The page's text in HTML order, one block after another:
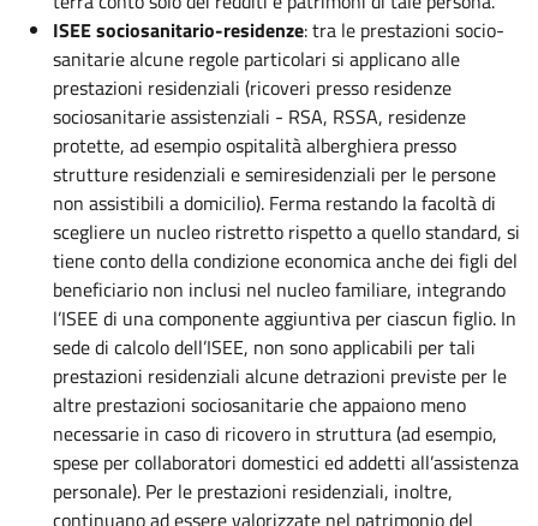
ISEE sociosanitario-residenze: tra le prestazioni socio-
sanitarie alcune regole particolari si applicano alle
prestazioni residenziali (ricoveri presso residenze
sociosanitarie assistenziali - RSA, RSSA, residenze
protette, ad esempio ospitalità alberghiera presso
strutture residenziali e semiresidenziali per le persone
non assistibili a domicilio). Ferma restando la facoltà di
scegliere un nucleo ristretto rispetto a quello standard, si
tiene conto della condizione economica anche dei figli del
beneficiario non inclusi nel nucleo familiare, integrando
l’ISEE di una componente aggiuntiva per ciascun figlio. In
sede di calcolo dell’ISEE, non sono applicabili per tali
prestazioni residenziali alcune detrazioni previste per le
altre prestazioni sociosanitarie che appaiono meno
necessarie in caso di ricovero in struttura (ad esempio,
spese per collaboratori domestici ed addetti all’assistenza
personale). Per le prestazioni residenziali, inoltre,
continuano ad essere valorizzate nel patrimonio del